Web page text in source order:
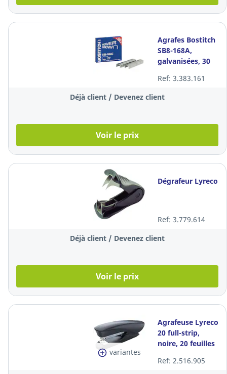
Agrafes Bostitch
SB8-168A,
galvanisées, 30
agrafes
Ref: 3.383.161
Déjà client / Devenez client
Voir le prix
Dégrafeur Lyreco
Ref: 3.779.614
Déjà client / Devenez client
Voir le prix
variantes
Agrafeuse Lyreco
20 full-strip,
noire, 20 feuilles
Ref: 2.516.905